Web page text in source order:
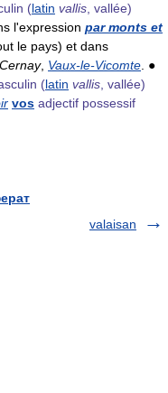
(latin vallis , vallée)
l'expression par monts et
le pays) et dans
, Vaux-le-Vicomte . ●
(latin vallis , vallée)
vos adjectif possessif
valaisan